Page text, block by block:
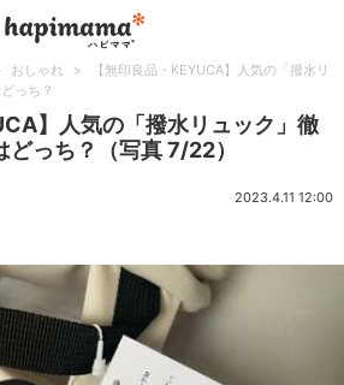
おしゃれ >
【無印良品・KEYUCA】人気の「撥水リ
っち？
】人気の「撥水リュック」徹
っち？（写真 7/22）
2023.4.11 12:00